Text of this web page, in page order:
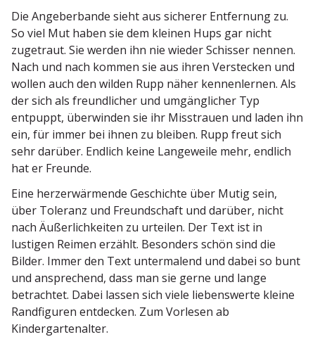
Die Angeber­bande sieht aus sicherer Entfernung zu.
So viel Mut haben sie dem kleinen Hups gar nicht
zugetraut. Sie werden ihn nie wieder Schisser nennen.
Nach und nach kommen sie aus ihren Verstecken und
wollen auch den wilden Rupp näher kennen­lernen. Als
der sich als freund­licher und umgäng­licher Typ
entpuppt, überwinden sie ihr Misstrauen und laden ihn
ein, für immer bei ihnen zu bleiben. Rupp freut sich
sehr darüber. Endlich keine Lange­weile mehr, endlich
hat er Freunde.
Eine herzer­wär­mende Geschichte über Mutig sein,
über Toleranz und Freund­schaft und darüber, nicht
nach Äußer­lich­keiten zu urteilen. Der Text ist in
lustigen Reimen erzählt. Besonders schön sind die
Bilder. Immer den Text unter­malend und dabei so bunt
und anspre­chend, dass man sie gerne und lange
betrachtet. Dabei lassen sich viele liebens­werte kleine
Randfi­guren entdecken. Zum Vorlesen ab
Kindergartenalter.